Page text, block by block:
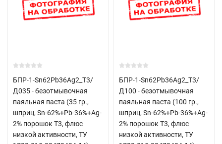
БПР-1-Sn62Pb36Ag2_Т3/
Д035 - безотмывочная
паяльная паста (35 гр.,
шприц, Sn-62%+Pb-36%+Ag-
2% порошок Т3, флюс
низкой активности, ТУ
БПР-1-Sn62Pb36Ag2_Т3/
Д100 - безотмывочная
паяльная паста (100 гр.,
шприц, Sn-62%+Pb-36%+Ag-
2% порошок Т3, флюс
низкой активности, ТУ